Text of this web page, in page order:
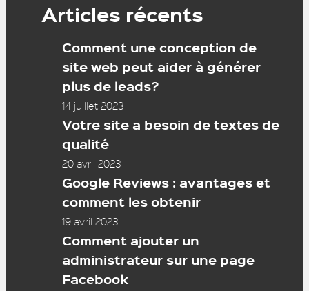
Articles récents
Comment une conception de
site web peut aider à générer
plus de leads?
14 juillet 2023
Votre site a besoin de textes de
qualité
20 avril 2023
Google Reviews : avantages et
comment les obtenir
19 avril 2023
Comment ajouter un
administrateur sur une page
Facebook